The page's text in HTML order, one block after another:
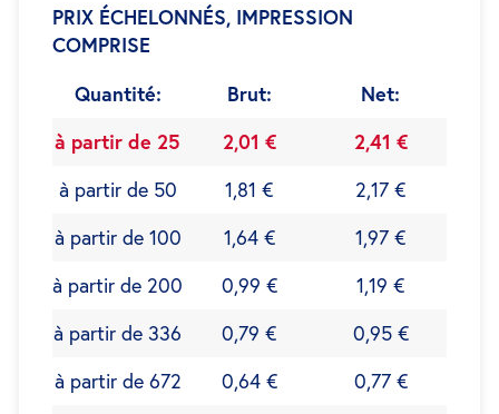
PRIX ÉCHELONNÉS, IMPRESSION
COMPRISE
Quantité:
Brut:
Net:
à partir de 25
2,01 €
2,41 €
à partir de 50
1,81 €
2,17 €
à partir de 100
1,64 €
1,97 €
à partir de 200
0,99 €
1,19 €
à partir de 336
0,79 €
0,95 €
à partir de 672
0,64 €
0,77 €